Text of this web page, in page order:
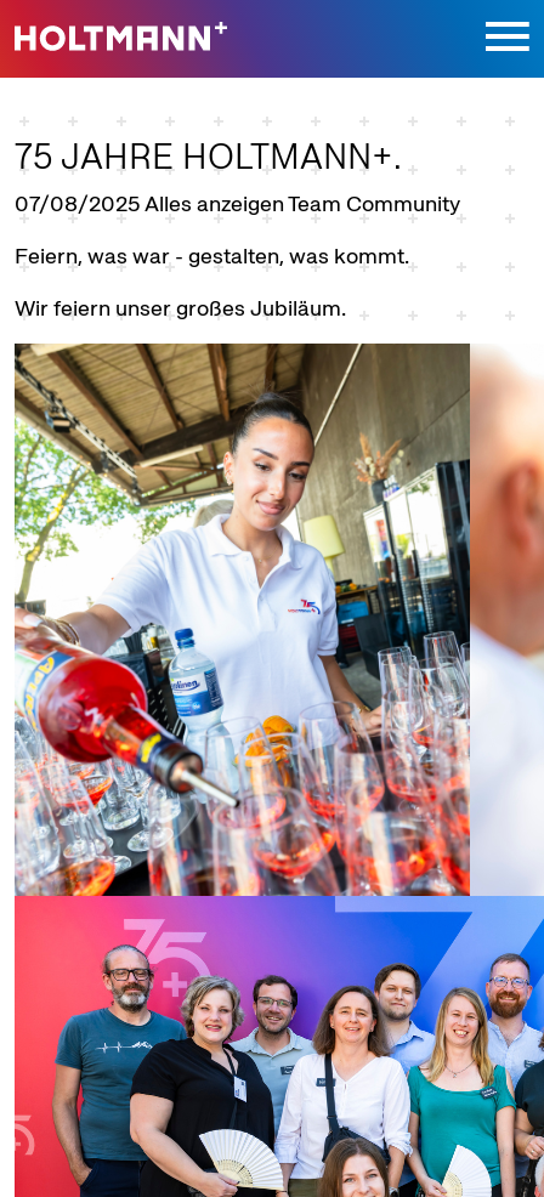
75 JAHRE HOLTMANN+.
07/08/2025Alles anzeigen Team Community
Feiern, was war - gestalten, was kommt.
Wir feiern unser großes Jubiläum.